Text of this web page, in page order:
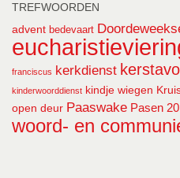
TREFWOORDEN
advent bedevaart
franciscus kerkdienst
kinderwoorddienst kindje wiegen
open deur Paaswake Pasen
woord- en